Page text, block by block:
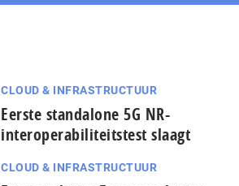
CLOUD & INFRASTRUCTUUR
Eerste standalone 5G NR-
interoperabiliteitstest slaagt
CLOUD & INFRASTRUCTUUR